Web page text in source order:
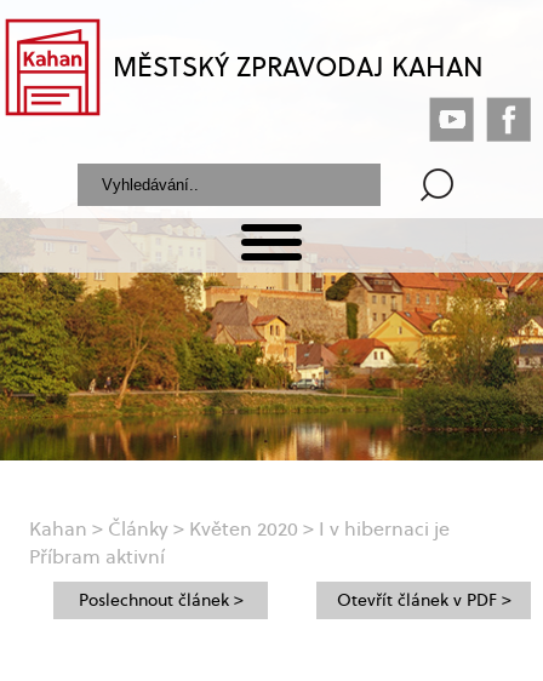
MĚSTSKÝ ZPRAVODAJ KAHAN
Kahan > Články> Květen 2020 > I v hibernaci je
Příbram aktivní
Poslechnout článek > Otevřít článek v PDF >